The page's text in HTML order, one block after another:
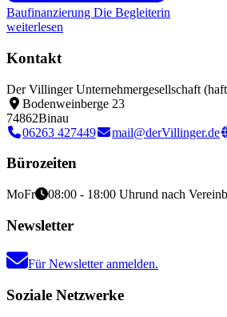
Baufinanzierung Die Begleiterin
weiterlesen
Kontakt
Der Villinger Unternehmergesellschaft
Bodenweinberge 23
74862Binau
06263 427449
mail@derVillinger.de
Bürozeiten
MoFr 08:00 - 18:00 Uhrund nach
Newsletter
Für Newsletter anmelden.
Soziale Netzwerke